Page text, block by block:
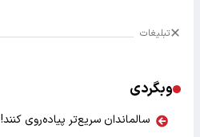
تبلیغات
وبگردی
سالماندان سریع‌تر پیاده‌روی کنند!